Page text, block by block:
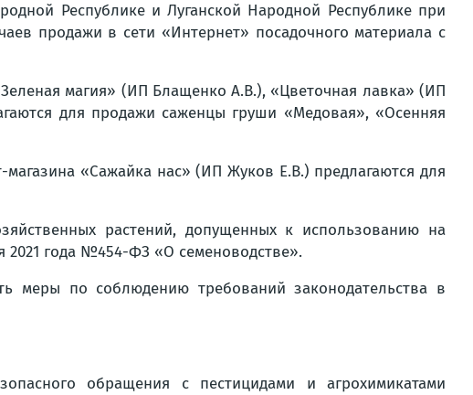
Республике и Луганской Народной Республике при
продажи в сети «Интернет» посадочного материала с
магия» (ИП Блащенко А.В.), «Цветочная лавка» (ИП
для продажи саженцы груши «Медовая», «Осенняя
«Сажайка нас» (ИП Жуков Е.В.) предлагаются для
растений, допущенных к использованию на
2021 года №454-ФЗ «О семеноводстве».
меры по соблюдению требований законодательства в
обращения с пестицидами и агрохимикатами